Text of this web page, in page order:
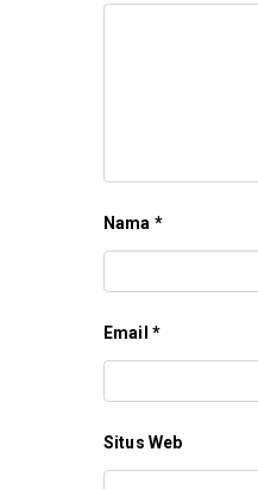
Nama *
Email *
Situs Web